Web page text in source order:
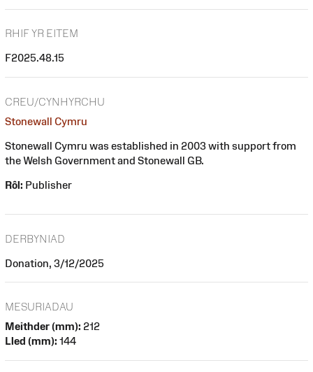
RHIF YR EITEM
F2025.48.15
CREU/CYNHYRCHU
Stonewall Cymru
Stonewall Cymru was established in 2003 with support from
the Welsh Government and Stonewall GB.
Rôl: Publisher
DERBYNIAD
Donation, 3/12/2025
MESURIADAU
Meithder (mm): 212
Lled (mm): 144